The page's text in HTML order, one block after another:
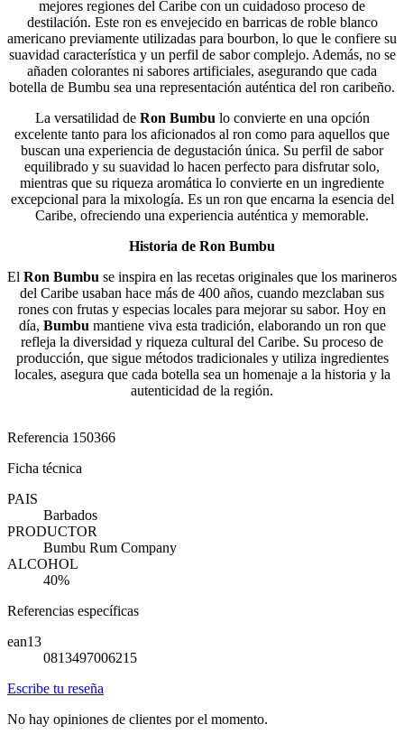
mejores regiones del Caribe con un cuidadoso proceso de
destilación. Este ron es envejecido en barricas de roble blanco
americano previamente utilizadas para bourbon, lo que le confiere su
suavidad característica y un perfil de sabor complejo. Además, no se
añaden colorantes ni sabores artificiales, asegurando que cada
botella de Bumbu sea una representación auténtica del ron caribeño.
La versatilidad de Ron Bumbu lo convierte en una opción
excelente tanto para los aficionados al ron como para aquellos que
buscan una experiencia de degustación única. Su perfil de sabor
equilibrado y su suavidad lo hacen perfecto para disfrutar solo,
mientras que su riqueza aromática lo convierte en un ingrediente
excepcional para la mixología. Es un ron que encarna la esencia del
Caribe, ofreciendo una experiencia auténtica y memorable.
Historia de Ron Bumbu
El Ron Bumbu se inspira en las recetas originales que los marineros
del Caribe usaban hace más de 400 años, cuando mezclaban sus
rones con frutas y especias locales para mejorar su sabor. Hoy en
día, Bumbu mantiene viva esta tradición, elaborando un ron que
refleja la diversidad y riqueza cultural del Caribe. Su proceso de
producción, que sigue métodos tradicionales y utiliza ingredientes
locales, asegura que cada botella sea un homenaje a la historia y la
autenticidad de la región.
Referencia 150366
Ficha técnica
PAIS
Barbados
PRODUCTOR
Bumbu Rum Company
ALCOHOL
40%
Referencias específicas
ean13
0813497006215
Escribe tu reseña
No hay opiniones de clientes por el momento.